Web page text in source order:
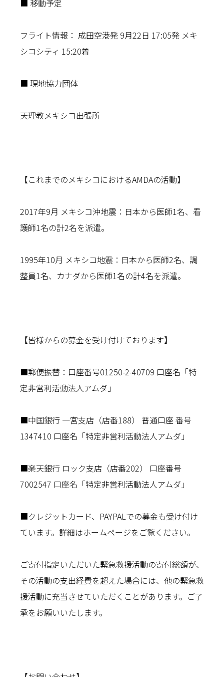
■ 移動予定
フライト情報： 成田空港発 9月22日 17:05発 メキ
シコシティ 15:20着
■ 現地協力団体
天理教メキシコ出張所
【これまでのメキシコにおけるAMDAの活動】
2017年9月 メキシコ沖地震：日本から医師1名、看
護師1名の計2名を派遣。
1995年10月 メキシコ地震：日本から医師2名、調
整員1名、カナダから医師1名の計4名を派遣。
【皆様からの募金を受け付けております】
■郵便振替：口座番号01250-2-40709 口座名「特
定非営利活動法人アムダ」
■中国銀行 一宮支店（店番188） 普通口座 番号
1347410 口座名「特定非営利活動法人アムダ」
■楽天銀行 ロック支店（店番202） 口座番号
7002547 口座名「特定非営利活動法人アムダ」
■クレジットカード、PAYPALでの募金も受け付け
ています。詳細はホームページをご覧ください。
ご寄付指定いただいた緊急救援活動の寄付総額が、
その活動の支出経費を超えた場合には、他の緊急救
援活動に充当させていただくことがあります。ご了
承をお願いいたします。